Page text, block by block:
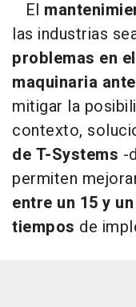
El
las industrias
problemas en
maquinaria
mitigar la
contexto,
de T-Systems -
permiten
entre un 15 y
tiempos de